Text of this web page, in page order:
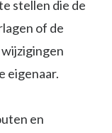
stellen die de
of de
eigenaar.
en